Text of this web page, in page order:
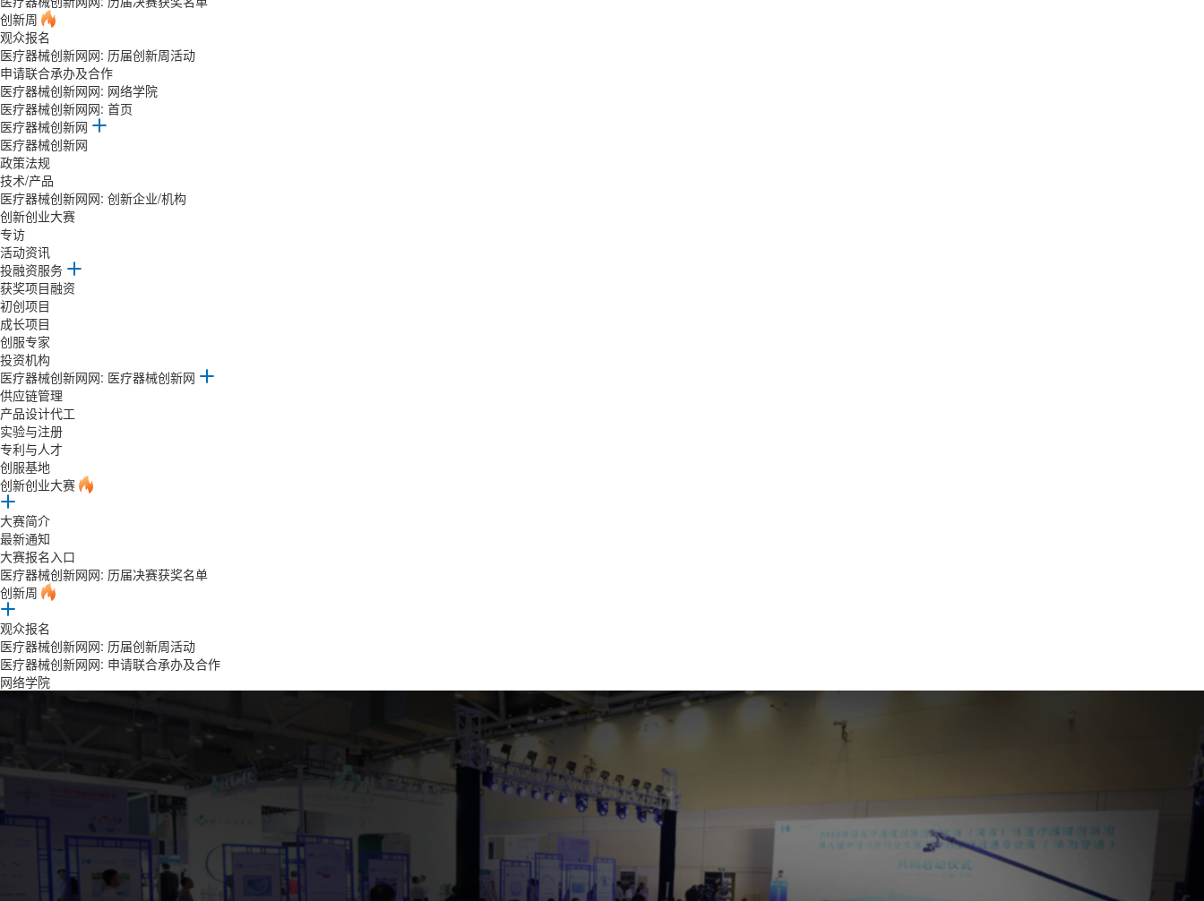
创新周
观众报名
医疗器械创新网网: 历届创新周活动
申请联合承办及合作
医疗器械创新网网: 网络学院
医疗器械创新网网: 首页
医疗器械创新网
医疗器械创新网
政策法规
技术/产品
医疗器械创新网网: 创新企业/机构
创新创业大赛
专访
活动资讯
投融资服务
获奖项目融资
初创项目
成长项目
创服专家
投资机构
医疗器械创新网网: 医疗器械创新网
供应链管理
产品设计代工
实验与注册
专利与人才
创服基地
创新创业大赛
大赛简介
最新通知
大赛报名入口
医疗器械创新网网: 历届决赛获奖名单
创新周
观众报名
医疗器械创新网网: 历届创新周活动
医疗器械创新网网: 申请联合承办及合作
网络学院